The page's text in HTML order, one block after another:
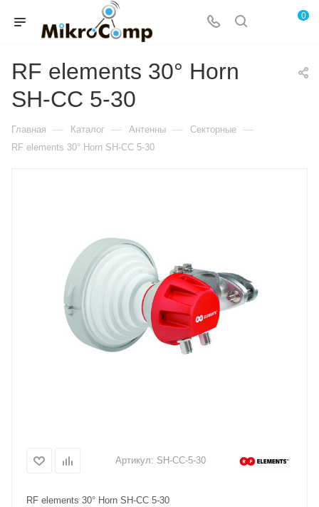
0
RF elements 30° Horn
SH-CC 5-30
Главная — Каталог — Антенны — Секторные —
RF elements 30° Horn SH-CC 5-30
Артикул: SH-CC-5-30
RF elements 30° Horn SH-CC 5-30